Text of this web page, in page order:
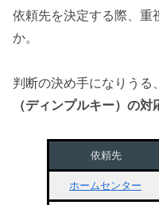
依頼先を決定する際、重
か。
判断の決め手になりうる、
（ディンプルキー）の対
依頼先
ホームセンター